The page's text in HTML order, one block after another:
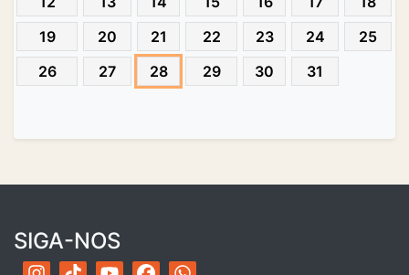
19
20 21 22 23 24
25
26
27 28 29 30 31
SIGA-NOS